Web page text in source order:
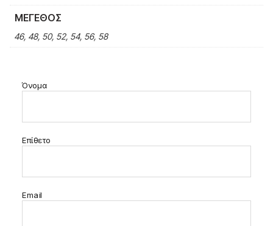
ΜΈΓΕΘΟΣ
46, 48, 50, 52, 54, 56, 58
Όνομα
Επίθετο
Email